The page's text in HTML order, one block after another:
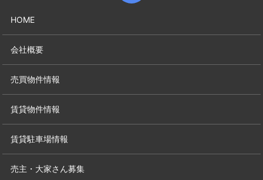
HOME
会社概要
売買物件情報
賃貸物件情報
賃貸駐車場情報
売主・大家さん募集